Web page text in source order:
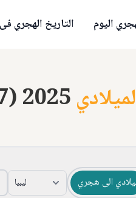
اليوم التاريخ الهجري
2025
الى هجري